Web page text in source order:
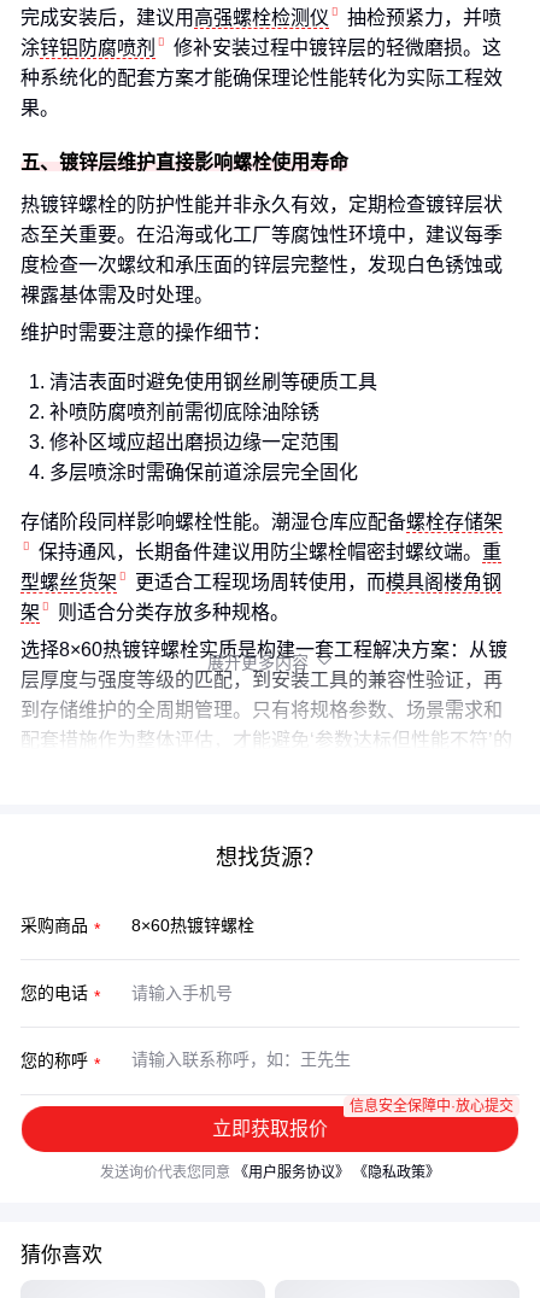
完成安装后，建议用 高强螺栓检测仪
抽检预紧力，并喷
涂锌铝防腐喷剂
修补安装过程中镀锌层的轻微磨损。这
种系统化的配套方案才能确保理论性能转化为实际工程效
果。
五、镀锌层维护直接影响螺栓使用寿命
热镀锌螺栓的防护性能并非永久有效，定期检查镀锌层状
态至关重要。在沿海或化工厂等腐蚀性环境中，建议每季
度检查一次螺纹和承压面的锌层完整性，发现白色锈蚀或
裸露基体需及时处理。
维护时需要注意的操作细节：
清洁表面时避免使用钢丝刷等硬质工具
补喷防腐喷剂前需彻底除油除锈
修补区域应超出磨损边缘一定范围
多层喷涂时需确保前道涂层完全固化
存储阶段同样影响螺栓性能。潮湿仓库应配备螺栓存储架
保持通风，长期备件建议用防尘螺栓帽密封螺纹端。 重
型螺丝货架
更适合工程现场周转使用，而模具阁楼角钢
架
则适合分类存放多种规格。
选择8×60热镀锌螺栓实质是构建一套工程解决方案：从镀
层厚度与强度等级的匹配，到安装工具的兼容性验证，再
到存储维护的全周期管理。只有将规格参数、场景需求和
配套措施作为整体评估，才能避免‘参数达标但性能不符’的
展开更多内容 
想找货源？
采购商品
您的电话
您的称呼
立即获取报价
信息安全保障中·放心提交
发送询价代表您同意 《用户服务协议》 《隐私政策》
猜你喜欢